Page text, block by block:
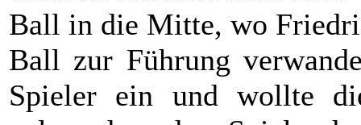
Ball in die Mitte, wo
Ball zur Führung
Spieler ein und wollte